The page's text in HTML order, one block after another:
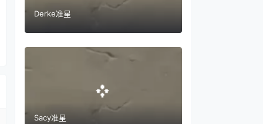
Derke准星
Sacy准星